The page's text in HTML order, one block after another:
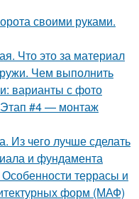
своими руками.
Что это за материал
Чем выполнить
варианты с фото
Этап #4 — монтаж
Из чего лучше сделать
и фундамента
Особенности террасы и
форм (МАФ)